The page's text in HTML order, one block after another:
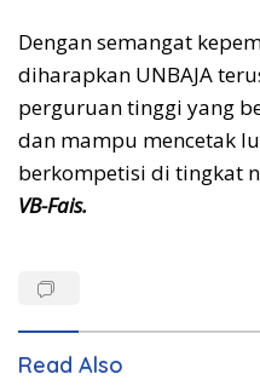
Dengan semangat
diharapkan UNBAJA
perguruan tinggi yang
dan mampu mencetak
berkompetisi di tingkat
VB-Fais.
Read Also